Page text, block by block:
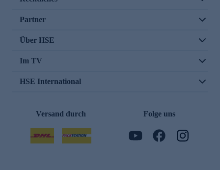
Partner
Über HSE
Im TV
HSE International
Versand durch Folge uns